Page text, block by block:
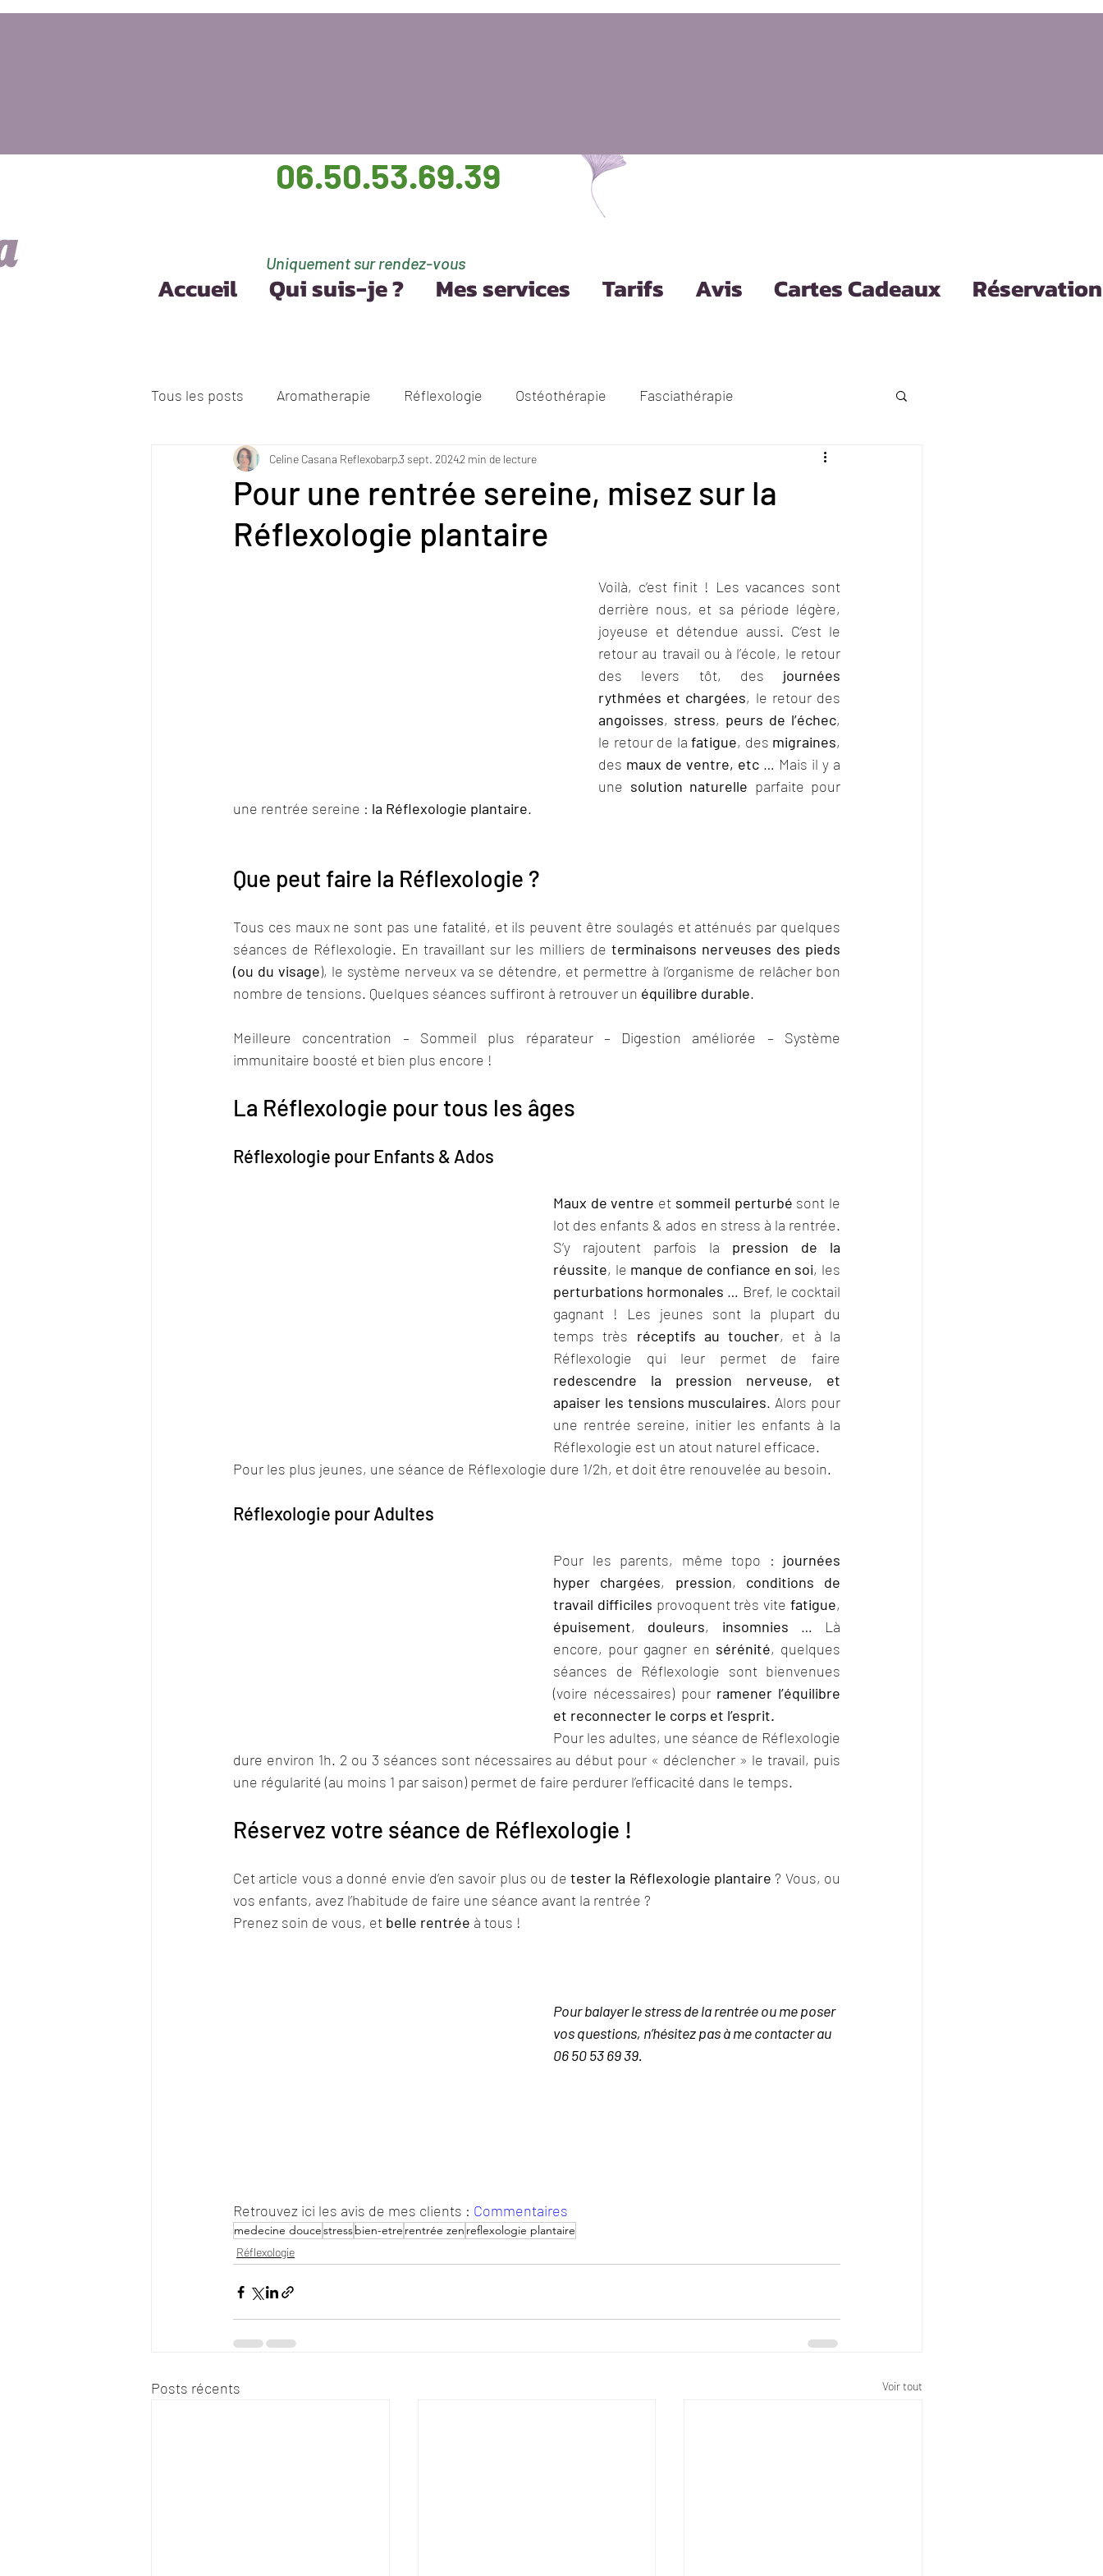
Accueil Qui suis-je ? Mes services Tarifs Avis Cartes Cadeaux
Tous les posts Aromatherapie Réflexologie Ostéothérapie Fasciathérapie
Pour une rentrée sereine, misez sur la
Réflexologie plantaire
Celine Casana Reflexobarp3 sept. 20242 min de lecture
Voilà, c’est finit ! Les vacances sont
derrière nous, et sa période légère,
joyeuse et détendue aussi. C’est le
retour au travail ou à l’école, le retour
des levers tôt, des journées
rythmées et chargées
angoisses, stress, peurs de l’échec,
le retour de la fatigue, des migraines,
des maux de ventre, etc … Mais il y a
une solution naturelle parfaite pour
une rentrée sereine : la Réflexologie plantaire.
Que peut faire la Réflexologie ?
Tous ces maux ne sont pas une fatalité, et ils peuvent être soulagés et atténués par quelques
séances de Réflexologie. En travaillant sur les milliers de terminaisons nerveuses des pieds
(ou du visage), le système nerveux va se détendre, et permettre à l’organisme de relâcher bon
nombre de tensions. Quelques séances suffiront à retrouver un équilibre durable.
Meilleure concentration – Sommeil plus réparateur – Digestion améliorée – Système
immunitaire boosté et bien plus encore !
La Réflexologie pour tous les âges
Réflexologie pour Enfants & Ados
Maux de ventre et sommeil perturbé sont le
lot des enfants & ados en stress à la rentrée.
S’y rajoutent parfois la pression de la
réussite, le manque de confiance en soi
perturbations hormonales … Bref, le cocktail
gagnant ! Les jeunes sont la plupart du
temps très réceptifs au toucher, et à la
redescendre la pression nerveuse, et
apaiser les tensions musculaires. Alors pour
une rentrée sereine, initier les enfants à la
Réflexologie est un atout naturel efficace.
Pour les plus jeunes, une séance de Réflexologie dure 1/2h, et doit être renouvelée au besoin.
Réflexologie pour Adultes
Pour les parents, même topo : journées
hyper chargées, pression, conditions de
travail difficiles provoquent très vite fatigue
épuisement, douleurs, insomnies … Là
encore, pour gagner en sérénité, quelques
séances de Réflexologie sont bienvenues
(voire nécessaires) pour ramener l’équilibre
et reconnecter le corps et l’esprit.
Pour les adultes, une séance de Réflexologie
dure environ 1h. 2 ou 3 séances sont nécessaires au début pour « déclencher » le travail, puis
une régularité (au moins 1 par saison) permet de faire perdurer l’efficacité dans le temps.
Réservez votre séance de Réflexologie !
Cet article vous a donné envie d’en savoir plus ou de tester la Réflexologie plantaire ? Vous, ou
vos enfants, avez l’habitude de faire une séance avant la rentrée ?
Prenez soin de vous, et belle rentrée à tous !
Pour balayer le stress de la rentrée ou me poser
vos questions, n’hésitez pas à me contacter au
06 50 53 69 39.
Retrouvez ici les avis de mes clients : Commentaires
medecine doucestressbien-etre rentrée zen reflexologie plantaire
Réflexologie
Posts récents Voir tout
06.50.53.69.39
Uniquement sur rendez-vous